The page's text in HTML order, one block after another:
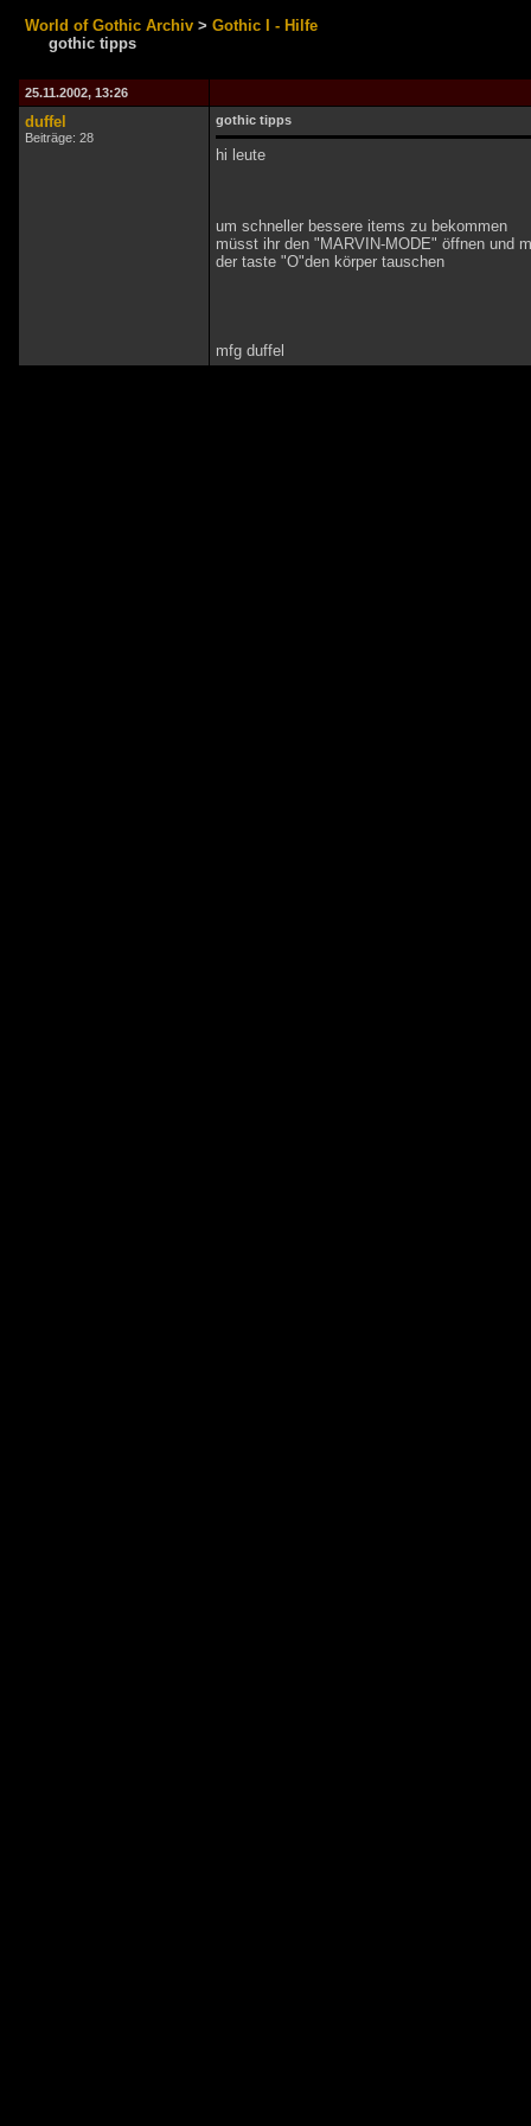
World of Gothic Archiv > Gothic I - Hilfe
gothic tipps
25.11.2002, 13:26
duffel
Beiträge: 28
gothic tipps
hi leute
um schneller bessere items zu bekommen
müsst ihr den "MARVIN-MODE" öffnen und
der taste "O"den körper tauschen
mfg duffel